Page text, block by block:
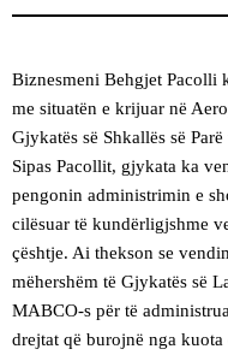
Biznesmeni Behgjet Pacolli
me situatën e krijuar në
Gjykatës së Shkallës së
Sipas Pacollit, gjykata ka
pengonin administrimin e
cilësuar të kundërligjshme
çështje. Ai thekson se
mëhershëm të Gjykatës së
MABCO-s për të
drejtat që burojnë nga kuota